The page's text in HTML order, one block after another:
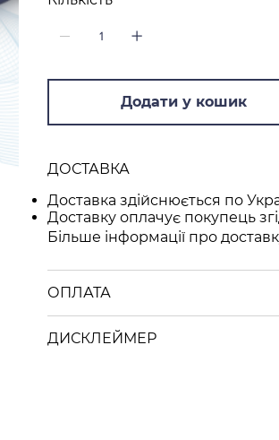
Додати у кошик
ДОСТАВКА
Доставка здійснюється по
Доставку оплачує покупець
Більше інформації про
ОПЛАТА
ДИСКЛЕЙМЕР